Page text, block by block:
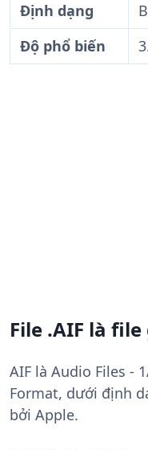
Định dạng
Độ phổ biến
File .AIF là file
AIF là Audio Files -
Format, dưới định
bởi Apple.